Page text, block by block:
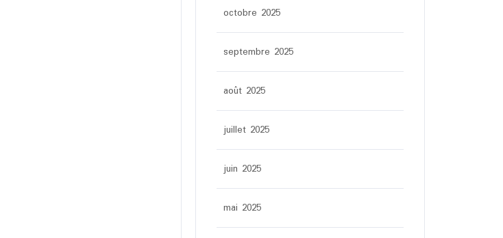
octobre 2025
septembre 2025
août 2025
juillet 2025
juin 2025
mai 2025